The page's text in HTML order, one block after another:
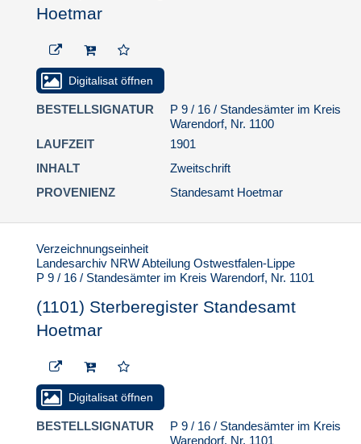
Hoetmar
Digitalisat öffnen
BESTELLSIGNATUR
P 9 / 16 / Standesämter im Kreis
Warendorf, Nr. 1100
LAUFZEIT
1901
INHALT
Zweitschrift
PROVENIENZ
Standesamt Hoetmar
Verzeichnungseinheit
Landesarchiv NRW Abteilung Ostwestfalen-Lippe
P 9 / 16 / Standesämter im Kreis Warendorf, Nr. 1101
(1101) Sterberegister Standesamt
Hoetmar
Digitalisat öffnen
BESTELLSIGNATUR
P 9 / 16 / Standesämter im Kreis
Warendorf, Nr. 1101